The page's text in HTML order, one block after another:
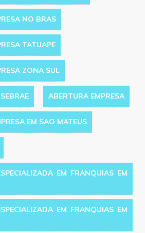
NO BRAS
TATUAPE
ZONA SUL
ABERTURA EMPRESA
EM SAO MATEUS
EM FRANQUIAS EM
EM FRANQUIAS EM